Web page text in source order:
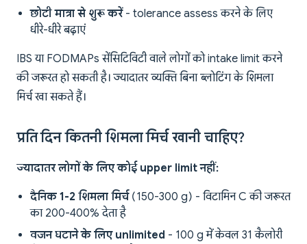
छोटी मात्रा से शुरू करें- tolerance assess करने के लिए
धीरे-धीरे बढ़ाएं
IBS या FODMAPs सेंसिटिविटी वाले लोगों को intake limit करने
की जरूरत हो सकती है। ज्यादातर व्यक्ति बिना ब्लोटिंग के शिमला
मिर्च खा सकते हैं।
प्रति दिन कितनी शिमला मिर्च खानी चाहिए?
ज्यादातर लोगों के लिए कोई upper limit नहीं:
दैनिक 1-2 शिमला मिर्च(150-300 g) - विटामिन C की जरूरत
का 200-400% देता है
वजन घटाने के लिए unlimited - 100 g में केवल 31 कैलोरी